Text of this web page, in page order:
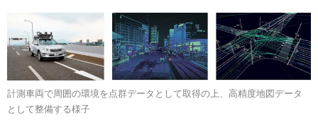
計測車両で周囲の環境を点群データとして取得の上、高精度地図データ
として整備する様子